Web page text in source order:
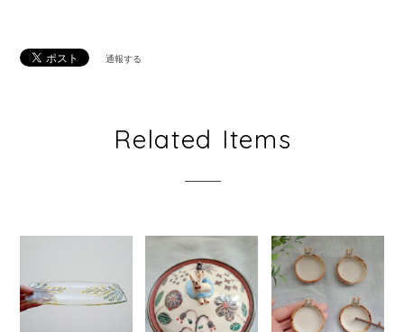
通報する
Related Items